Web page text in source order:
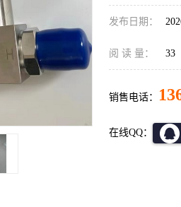
发布日期：
阅 读 量： 33
销售电话：
在线QQ：